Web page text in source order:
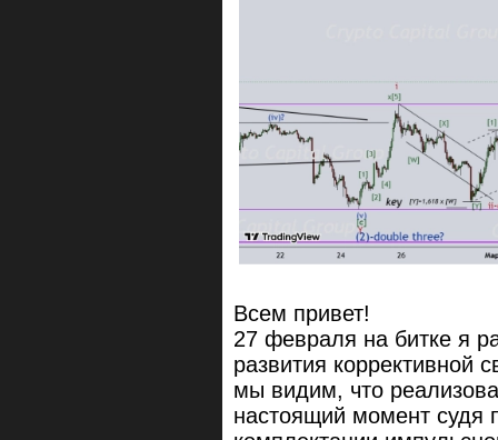
Всем привет!
27 февраля на битке я
развития коррективной
мы видим, что
настоящий момент судя